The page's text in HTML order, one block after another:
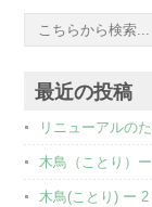
最近の投稿
リニューアルの
木鳥（ことり）
木鳥(ことり) ー 2